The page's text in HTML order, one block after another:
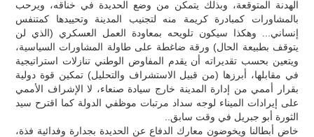
الهدنة المتوقعة، وبذلك يتمكن من وضع الحديدة في خناقه، ويرحب
بالمشاورات كمبادرة كريمة منه لتجنيب المدينة وتحييدها كمتنفس
إنساني... وهكذا سيكون تلويحه بمعاودة العمل العسكري (الذي لن
يتوقف بطبيعة الحال) ورقة ضاغطة على طاولة المشاورات السياسية،
ويتعين بحسب تقديراته أن يقدم المفاوض الوطني تنازلات استراتيجية
في مقابلها، أبرزها (من قبيل الاستشراف والتحليل) تمكين قوة دولية
بقرار أممي من إدارة المدينة خارج سيادة صنعاء، لا الإشراف الأممي
على إيرادات الميناء لوجه سداد مرتبات موظفي الدولة كما اقترح سيد
الثورة أبو جبريل في وقت سابق..
خاض أبطالنا ويخوضون معارك الدفاع عن الحديدة بجدارة وفدائية فذة،